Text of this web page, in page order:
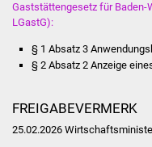
Gaststättengesetz für
LGastG):
§ 1 Absatz 3
§ 2 Absatz 2 Anzeige
FREIGABEVERMERK
25.02.2026